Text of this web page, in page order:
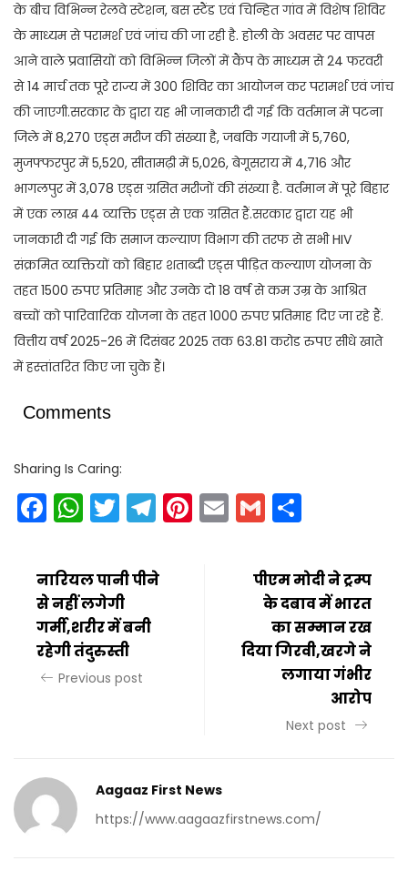
के बीच विभिन्न रेलवे स्टेशन, बस स्टैंड एवं चिन्हित गांव में विशेष शिविर
के माध्यम से परामर्श एवं जांच की जा रही है. होली के अवसर पर वापस
आने वाले प्रवासियों को विभिन्न जिलों में कैंप के माध्यम से 24 फरवरी
से 14 मार्च तक पूरे राज्य में 300 शिविर का आयोजन कर परामर्श एवं जांच
की जाएगी.सरकार के द्वारा यह भी जानकारी दी गई कि वर्तमान में पटना
जिले में 8,270 एड्स मरीज की संख्या है, जबकि गयाजी में 5,760,
मुजफ्फरपुर में 5,520, सीतामढ़ी में 5,026, बेगूसराय में 4,716 और
भागलपुर में 3,078 एड्स ग्रसित मरीजों की संख्या है. वर्तमान में पूरे बिहार
में एक लाख 44 व्यक्ति एड्स से एक ग्रसित हैं.सरकार द्वारा यह भी
जानकारी दी गई कि समाज कल्याण विभाग की तरफ से सभी HIV
संक्रमित व्यक्तियों को बिहार शताब्दी एड्स पीड़ित कल्याण योजना के
तहत 1500 रुपए प्रतिमाह और उनके दो 18 वर्ष से कम उम्र के आश्रित
बच्चों को पारिवारिक योजना के तहत 1000 रुपए प्रतिमाह दिए जा रहे हैं.
वित्तीय वर्ष 2025-26 में दिसंबर 2025 तक 63.81 करोड रुपए सीधे खाते
में हस्तांतरित किए जा चुके हैं।
Comments
Sharing Is Caring:
Facebook
WhatsApp
Twitter
Telegram
Pinterest
EmailGmail
नारियल पानी पीने
से नहीं लगेगी
गर्मी,शरीर में बनी
रहेगी तंदुरुस्ती
Previous post
पीएम मोदी ने ट्रम्प
के दबाव में भारत
का सम्मान रख
दिया गिरवी,खरगे ने
लगाया गंभीर
आरोप
Next post
Aagaaz First News
https://www.aagaazfirstnews.com/